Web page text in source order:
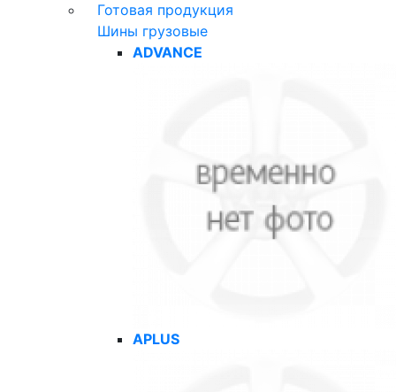
Готовая продукция
Шины грузовые
ADVANCE
APLUS